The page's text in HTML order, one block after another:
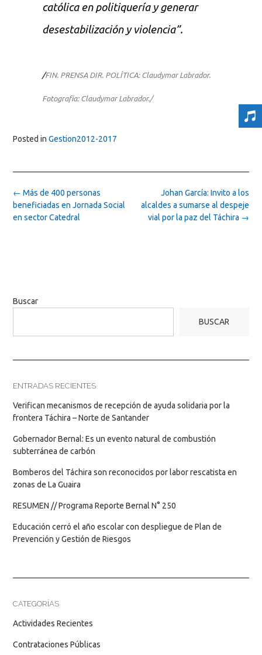
católica en politiquería y generar
desestabilización y violencia”.
/FIN. PRENSA DIR. POLÍTICA: Claudymar Labrador.
Fotografía: Claudymar Labrador./
Posted in Gestion2012-2017
Post
navigation
Johan García: Invito a los
alcaldes a sumarse al despeje
vial por la paz del Táchira →
← Más de 400 personas
beneficiadas en Jornada Social
en sector Catedral
Buscar
BUSCAR
ENTRADAS RECIENTES
Verifican mecanismos de recepción de ayuda solidaria por la
frontera Táchira – Norte de Santander
Gobernador Bernal: Es un evento natural de combustión
subterránea de carbón
Bomberos del Táchira son reconocidos por labor rescatista en
zonas de La Guaira
RESUMEN // Programa Reporte Bernal N° 250
Educación cerró el año escolar con despliegue de Plan de
Prevención y Gestión de Riesgos
CATEGORÍAS
Actividades Recientes
Contrataciones Públicas